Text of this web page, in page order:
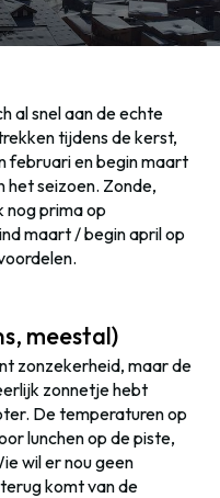
al snel aan de echte
tijdens de kerst,
februari en begin maart
het seizoen. Zonde,
nog prima op
maart / begin april op
meestal)
zonzekerheid, maar de
zonnetje hebt
De temperaturen op
lunchen op de piste,
wil er nou geen
komt van de